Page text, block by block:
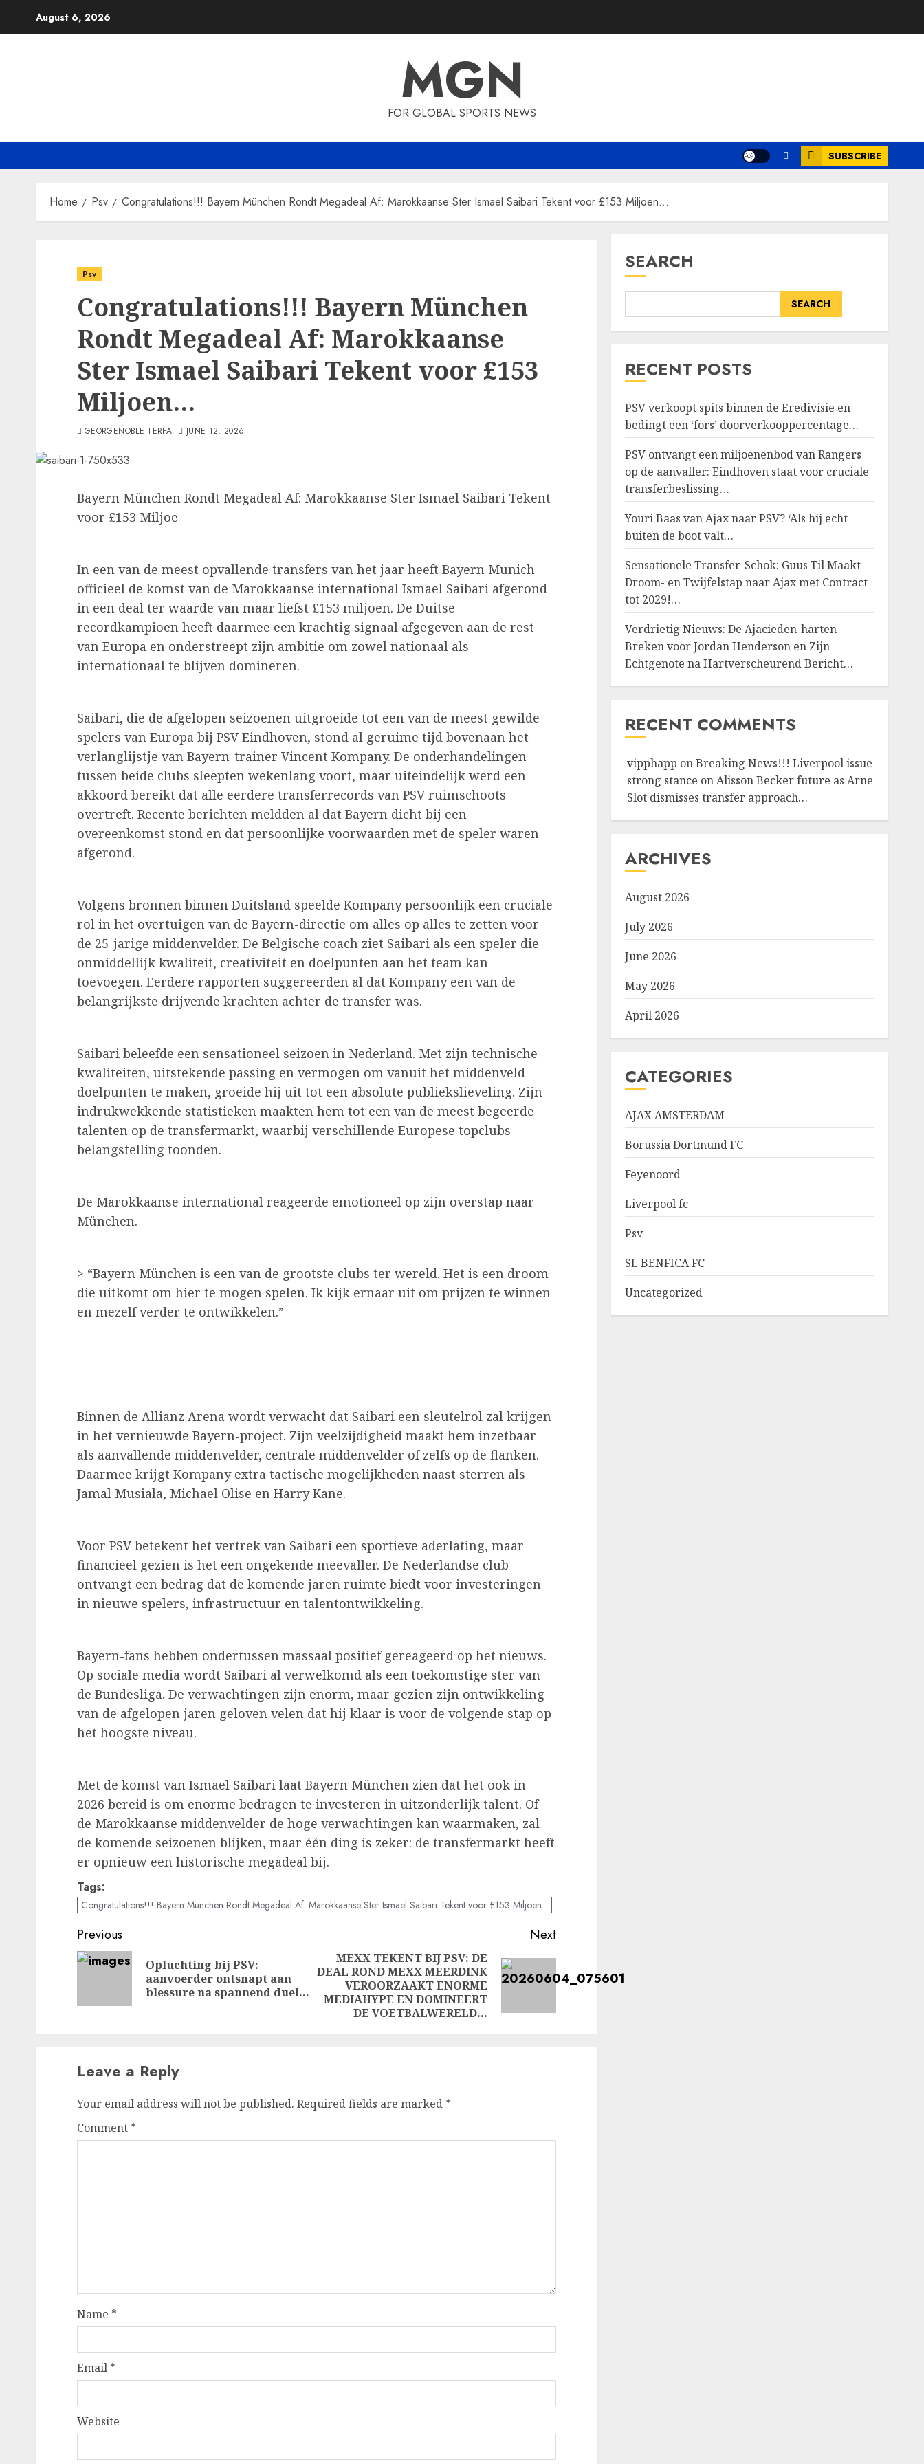
August 6, 2026
MGN
FOR GLOBAL SPORTS NEWS
SUBSCRIBE
Home Psv Congratulations!!! Bayern München Rondt Megadeal Af: Marokkaanse Ster Ismael Saibari Tekent voor £153 Miljoen…
Psv
Congratulations!!! Bayern München
Rondt Megadeal Af: Marokkaanse
Ster Ismael Saibari Tekent voor £153
Miljoen…
GEORGENOBLE TERFA JUNE 12, 2026
Bayern München Rondt Megadeal Af: Marokkaanse Ster Ismael Saibari Tekent
voor £153 Miljoe
In een van de meest opvallende transfers van het jaar heeft Bayern Munich
officieel de komst van de Marokkaanse international Ismael Saibari afgerond
in een deal ter waarde van maar liefst £153 miljoen. De Duitse
recordkampioen heeft daarmee een krachtig signaal afgegeven aan de rest
van Europa en onderstreept zijn ambitie om zowel nationaal als
internationaal te blijven domineren.
Saibari, die de afgelopen seizoenen uitgroeide tot een van de meest gewilde
spelers van Europa bij PSV Eindhoven, stond al geruime tijd bovenaan het
verlanglijstje van Bayern-trainer Vincent Kompany. De onderhandelingen
tussen beide clubs sleepten wekenlang voort, maar uiteindelijk werd een
akkoord bereikt dat alle eerdere transferrecords van PSV ruimschoots
overtreft. Recente berichten meldden al dat Bayern dicht bij een
overeenkomst stond en dat persoonlijke voorwaarden met de speler waren
afgerond.
Volgens bronnen binnen Duitsland speelde Kompany persoonlijk een cruciale
rol in het overtuigen van de Bayern-directie om alles op alles te zetten voor
de 25-jarige middenvelder. De Belgische coach ziet Saibari als een speler die
onmiddellijk kwaliteit, creativiteit en doelpunten aan het team kan
toevoegen. Eerdere rapporten suggereerden al dat Kompany een van de
belangrijkste drijvende krachten achter de transfer was.
Saibari beleefde een sensationeel seizoen in Nederland. Met zijn technische
kwaliteiten, uitstekende passing en vermogen om vanuit het middenveld
doelpunten te maken, groeide hij uit tot een absolute publiekslieveling. Zijn
indrukwekkende statistieken maakten hem tot een van de meest begeerde
talenten op de transfermarkt, waarbij verschillende Europese topclubs
belangstelling toonden.
De Marokkaanse international reageerde emotioneel op zijn overstap naar
München.
> “Bayern München is een van de grootste clubs ter wereld. Het is een droom
die uitkomt om hier te mogen spelen. Ik kijk ernaar uit om prijzen te winnen
en mezelf verder te ontwikkelen.”
Binnen de Allianz Arena wordt verwacht dat Saibari een sleutelrol zal krijgen
in het vernieuwde Bayern-project. Zijn veelzijdigheid maakt hem inzetbaar
als aanvallende middenvelder, centrale middenvelder of zelfs op de flanken.
Daarmee krijgt Kompany extra tactische mogelijkheden naast sterren als
Jamal Musiala, Michael Olise en Harry Kane.
Voor PSV betekent het vertrek van Saibari een sportieve aderlating, maar
financieel gezien is het een ongekende meevaller. De Nederlandse club
ontvangt een bedrag dat de komende jaren ruimte biedt voor investeringen
in nieuwe spelers, infrastructuur en talentontwikkeling.
Bayern-fans hebben ondertussen massaal positief gereageerd op het nieuws.
Op sociale media wordt Saibari al verwelkomd als een toekomstige ster van
de Bundesliga. De verwachtingen zijn enorm, maar gezien zijn ontwikkeling
van de afgelopen jaren geloven velen dat hij klaar is voor de volgende stap op
het hoogste niveau.
Met de komst van Ismael Saibari laat Bayern München zien dat het ook in
2026 bereid is om enorme bedragen te investeren in uitzonderlijk talent. Of
de Marokkaanse middenvelder de hoge verwachtingen kan waarmaken, zal
de komende seizoenen blijken, maar één ding is zeker: de transfermarkt heeft
er opnieuw een historische megadeal bij.
Tags:
Congratulations!!! Bayern München Rondt Megadeal Af: Marokkaanse Ster Ismael Saibari Tekent voor £153 Miljoen...
Post
navigation
Previous
Previous
post:
Opluchting bij PSV:
aanvoerder ontsnapt aan
blessure na spannend duel…
Next
Next
post:
MEXX TEKENT BIJ PSV: DE
DEAL ROND MEXX MEERDINK
VEROORZAAKT ENORME
MEDIAHYPE EN DOMINEERT
DE VOETBALWERELD…
Leave a Reply
Your email address will not be published. Required fields are marked *
Comment *
Name *
Email *
Website
SEARCH
SEARCH
RECENT POSTS
PSV verkoopt spits binnen de Eredivisie en
bedingt een ‘fors’ doorverkooppercentage…
PSV ontvangt een miljoenenbod van Rangers
op de aanvaller: Eindhoven staat voor cruciale
transferbeslissing…
Youri Baas van Ajax naar PSV? ‘Als hij echt
buiten de boot valt…
Sensationele Transfer-Schok: Guus Til Maakt
Droom- en Twijfelstap naar Ajax met Contract
tot 2029!…
Verdrietig Nieuws: De Ajacieden-harten
Breken voor Jordan Henderson en Zijn
Echtgenote na Hartverscheurend Bericht…
RECENT COMMENTS
vipphapp onBreaking News!!! Liverpool issue
strong stance on Alisson Becker future as Arne
Slot dismisses transfer approach…
ARCHIVES
August 2026
July 2026
June 2026
May 2026
April 2026
CATEGORIES
AJAX AMSTERDAM
Borussia Dortmund FC
Feyenoord
Liverpool fc
Psv
SL BENFICA FC
Uncategorized